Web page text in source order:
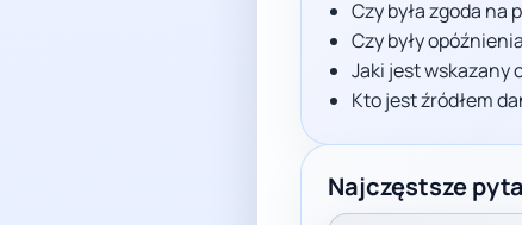
Czy była zgoda na
Czy były
Jaki jest
Kto jest źródłem
Najczęstsze